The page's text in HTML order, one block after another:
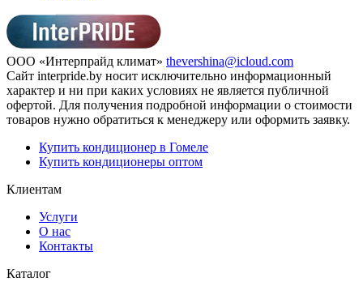
ООО «Интерпрайд климат» thevershina@icloud.com
Сайт interpride.by носит исключительно информационный
характер и ни при каких условиях не является публичной
офертой. Для получения подробной информации о стоимости
товаров нужно обратиться к менеджеру или оформить заявку.
Купить кондиционер в Гомеле
Купить кондиционеры оптом
Клиентам
Услуги
О нас
Контакты
Каталог